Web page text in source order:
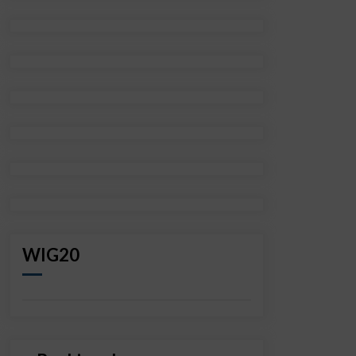
WIG20